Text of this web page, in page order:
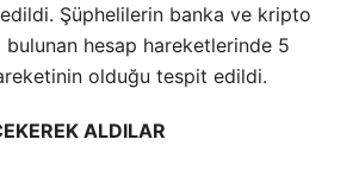
Şüphelilerin banka ve kripto
bulunan hesap hareketlerinde 5
olduğu tespit edildi.
ALDILAR